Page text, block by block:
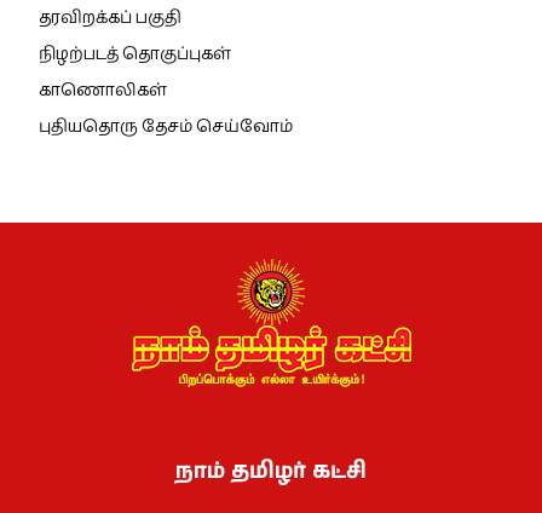
தரவிறக்கப் பகுதி
நிழற்படத் தொகுப்புகள்
காணொலிகள்
புதியதொரு தேசம் செய்வோம்
நாம் தமிழர் கட்சி